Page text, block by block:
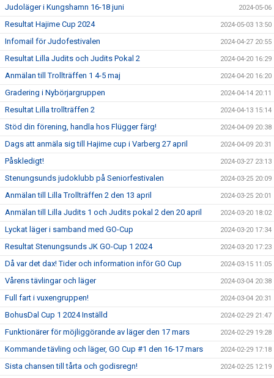
Judoläger i Kungshamn 16-18 juni 2024-05-06
Resultat Hajime Cup 2024 2024-05-03 13:50
Infomail för Judofestivalen 2024-04-27 20:55
Resultat Lilla Judits och Judits Pokal 2 2024-04-20 16:29
Anmälan till Trollträffen 1 4-5 maj 2024-04-20 16:20
Gradering i Nybörjargruppen 2024-04-14 20:11
Resultat Lilla trollträffen 2 2024-04-13 15:14
Stöd din förening, handla hos Flügger färg! 2024-04-09 20:38
Dags att anmäla sig till Hajime cup i Varberg 27 april 2024-04-09 20:31
Påskledigt! 2024-03-27 23:13
Stenungsunds judoklubb på Seniorfestivalen 2024-03-25 20:09
Anmälan till Lilla Trollträffen 2 den 13 april 2024-03-25 20:01
Anmälan till Lilla Judits 1 och Judits pokal 2 den 20 april 2024-03-20 18:02
Lyckat läger i samband med GO-Cup 2024-03-20 17:34
Resultat Stenungsunds JK GO-Cup 1 2024 2024-03-20 17:23
Då var det dax! Tider och information inför GO Cup 2024-03-15 11:05
Vårens tävlingar och läger 2024-03-04 20:38
Full fart i vuxengruppen! 2024-03-04 20:31
BohusDal Cup 1 2024 Inställd 2024-02-29 21:47
Funktionärer för möjliggörande av läger den 17 mars 2024-02-29 19:28
Kommande tävling och läger, GO Cup #1 den 16-17 mars 2024-02-29 17:18
Sista chansen till tårta och godisregn! 2024-02-25 12:19